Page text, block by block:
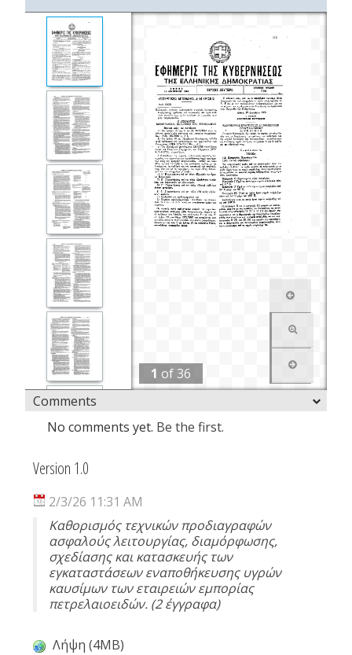
1 of 36
Comments
No comments yet. Be the first.
Version 1.0
2/3/26 11:31 AM
Καθορισμός τεχνικών προδιαγραφών
ασφαλούς λειτουργίας, διαμόρφωσης,
σχεδίασης και κατασκευής των
εγκαταστάσεων εναποθήκευσης υγρών
καυσίμων των εταιρειών εμπορίας
πετρελαιοειδών. (2 έγγραφα)
Λήψη (4MB)